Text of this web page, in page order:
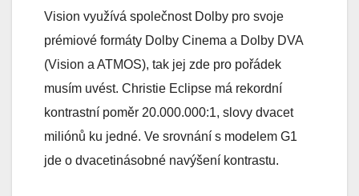
Vision využívá společnost Dolby pro svoje
prémiové formáty Dolby Cinema a Dolby DVA
(Vision a ATMOS), tak jej zde pro pořádek
musím uvést. Christie Eclipse má rekordní
kontrastní poměr 20.000.000:1, slovy dvacet
miliónů ku jedné. Ve srovnání s modelem G1
jde o dvacetinásobné navýšení kontrastu.